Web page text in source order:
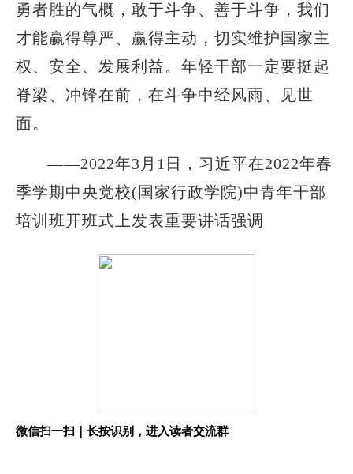
勇者胜的气概，敢于斗争、善于斗争，我们
才能赢得尊严、赢得主动，切实维护国家主
权、安全、发展利益。年轻干部一定要挺起
脊梁、冲锋在前，在斗争中经风雨、见世
面。
——2022年3月1日，习近平在2022年春
季学期中央党校(国家行政学院)中青年干部
培训班开班式上发表重要讲话强调
微信扫一扫｜长按识别，进入读者交流群